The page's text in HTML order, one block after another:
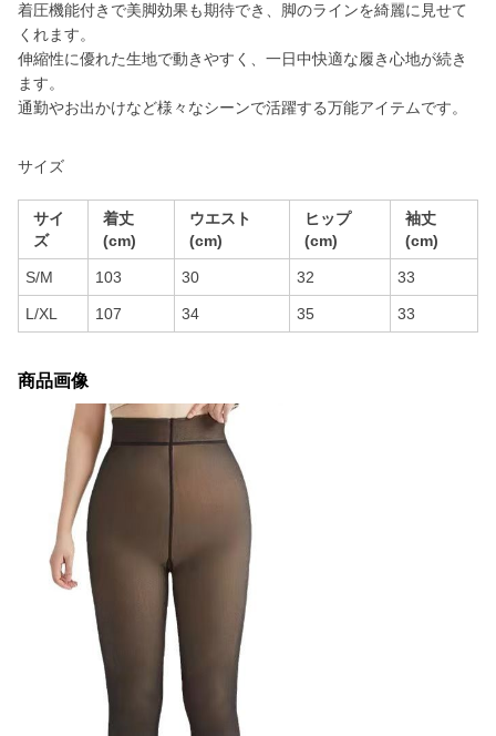
着圧機能付きで美脚効果も期待でき、脚のラインを綺麗に見せて
くれます。
伸縮性に優れた生地で動きやすく、一日中快適な履き心地が続き
ます。
通勤やお出かけなど様々なシーンで活躍する万能アイテムです。
サイズ
サイ
ズ
着丈
(cm)
ウエスト
(cm)
ヒップ
(cm)
袖丈
(cm)
S/M 103 30 32 33
L/XL 107 34 35 33
商品画像